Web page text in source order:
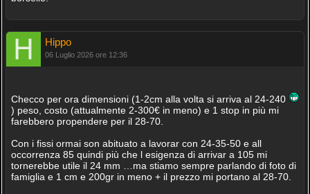
Hippo
06 Luglio 2026 ore 12:36
Checco per ora dimensioni (1-2cm alla volta si arriva al 24-240
) peso, costo (attualmente 2-300€ in meno) e 1 stop in più mi
farebbero propendere per il 28-70.
Con i fissi ormai son abituato a lavorar con 24-35-50 e all
occorrenza 85 quindi più che l esigenza di arrivar a 105 mi
tornerebbe utile il 24 mm …ma stiamo sempre parlando di foto di
famiglia e 1 cm e 200gr in meno + il prezzo mi portano al 28-70.